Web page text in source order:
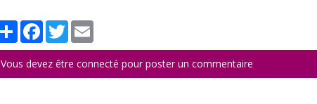
PartagerFacebook
TwitterEmail
Vous devez être connecté pour poster un commentaire